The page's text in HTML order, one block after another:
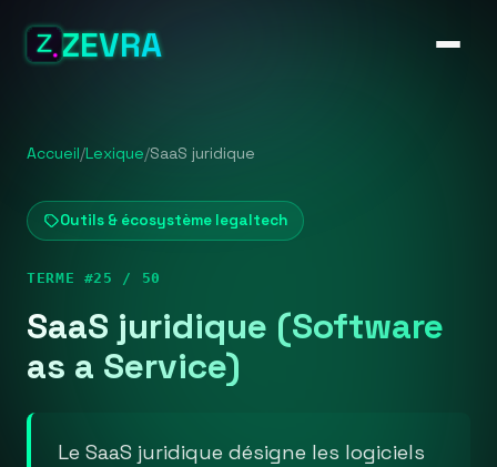
ZEVRA
Accueil/Lexique/SaaS juridique
Outils & écosystème legaltech
TERME #25 / 50
SaaS juridique (Software
as a Service)
Le SaaS juridique désigne les logiciels